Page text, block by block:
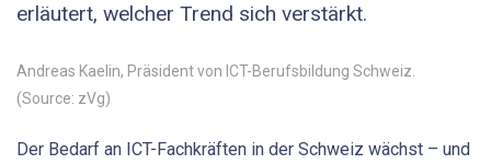
erläutert, welcher Trend sich verstärkt.
Andreas Kaelin, Präsident von ICT-Berufsbildung Schweiz.
(Source: zVg)
Der Bedarf an ICT-Fachkräften in der Schweiz wächst – und